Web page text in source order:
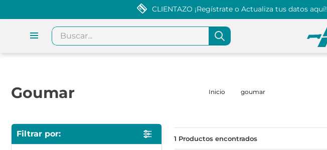
CLIENTAZO ¡Regístrate o Actualiza tus datos aquí!
Buscar...
Goumar goumar
1